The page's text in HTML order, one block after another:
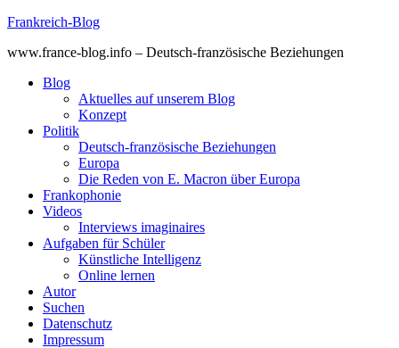
Skip
content
Frankreich-Blog
www.france-blog.info – Deutsch-französische Beziehungen
Blog
Aktuelles auf unserem Blog
Konzept
Politik
Deutsch-französische Beziehungen
Europa
Die Reden von E. Macron über Europa
Frankophonie
Videos
Interviews imaginaires
Aufgaben für Schüler
Künstliche Intelligenz
Online lernen
Autor
Suchen
Datenschutz
Impressum